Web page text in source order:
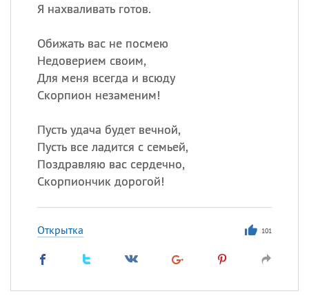
Я нахваливать готов.
Обижать вас не посмею
Недоверием своим,
Для меня всегда и всюду
Скорпион незаменим!
Пусть удача будет вечной,
Пусть все ладится с семьей,
Поздравляю вас сердечно,
Скорпиончик дорогой!
Открытка 101
Сегодня празднуют именины
Анфиса
Посмотреть значение